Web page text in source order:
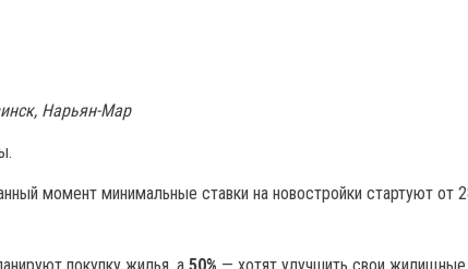
Нарьян-Мар
момент минимальные ставки на новостройки стартуют от